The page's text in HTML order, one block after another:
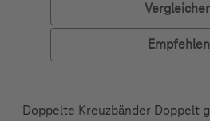
Empfehlen
Doppelte Kreuzbänder Doppelt